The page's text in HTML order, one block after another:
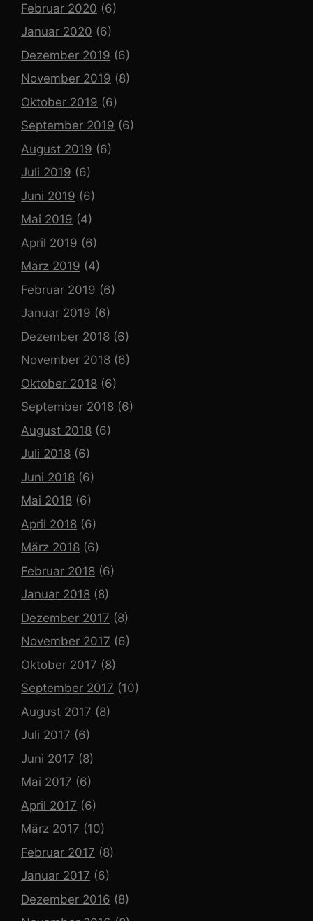
Februar 2020 (6)
Januar 2020 (6)
Dezember 2019 (6)
November 2019 (8)
Oktober 2019 (6)
September 2019 (6)
August 2019 (6)
Juli 2019 (6)
Juni 2019 (6)
Mai 2019 (4)
April 2019 (6)
März 2019 (4)
Februar 2019 (6)
Januar 2019 (6)
Dezember 2018 (6)
November 2018 (6)
Oktober 2018 (6)
September 2018 (6)
August 2018 (6)
Juli 2018 (6)
Juni 2018 (6)
Mai 2018 (6)
April 2018 (6)
März 2018 (6)
Februar 2018 (6)
Januar 2018 (8)
Dezember 2017 (8)
November 2017 (6)
Oktober 2017 (8)
September 2017 (10)
August 2017 (8)
Juli 2017 (6)
Juni 2017 (8)
Mai 2017 (6)
April 2017 (6)
März 2017 (10)
Februar 2017 (8)
Januar 2017 (6)
Dezember 2016 (8)